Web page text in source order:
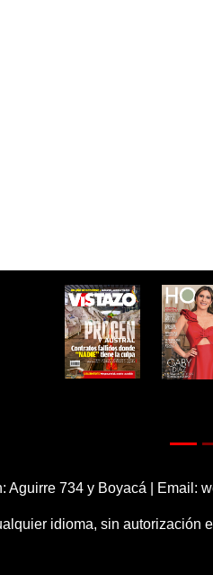
Aguirre 734 y Boyacá | Email:
idioma, sin autorización